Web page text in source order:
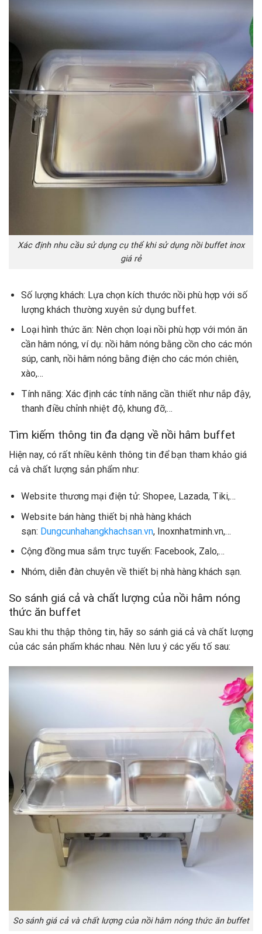
Xác định nhu cầu sử dụng cụ thể khi sử dụng nồi buffet inox
giá rẻ
Số lượng khách: Lựa chọn kích thước nồi phù hợp với số
lượng khách thường xuyên sử dụng buffet.
Loại hình thức ăn: Nên chọn loại nồi phù hợp với món ăn
cần hâm nóng, ví dụ: nồi hâm nóng bằng cồn cho các món
súp, canh, nồi hâm nóng bằng điện cho các món chiên,
xào,…
Tính năng: Xác định các tính năng cần thiết như nắp đậy,
thanh điều chỉnh nhiệt độ, khung đỡ,…
Tìm kiếm thông tin đa dạng về nồi hâm buffet
Hiện nay, có rất nhiều kênh thông tin để bạn tham khảo giá
cả và chất lượng sản phẩm như:
Website thương mại điện tử: Shopee, Lazada, Tiki,…
Website bán hàng thiết bị nhà hàng khách
sạn: Dungcunhahangkhachsan.vn, Inoxnhatminh.vn,…
Cộng đồng mua sắm trực tuyến: Facebook, Zalo,…
Nhóm, diễn đàn chuyên về thiết bị nhà hàng khách sạn.
So sánh giá cả và chất lượng của nồi hâm nóng
thức ăn buffet
Sau khi thu thập thông tin, hãy so sánh giá cả và chất lượng
của các sản phẩm khác nhau. Nên lưu ý các yếu tố sau:
So sánh giá cả và chất lượng của nồi hâm nóng thức ăn buffet